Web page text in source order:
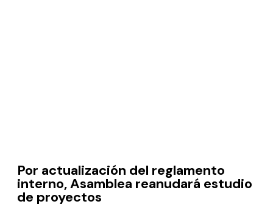
Por actualización del reglamento
interno, Asamblea reanudará estudio
de proyectos